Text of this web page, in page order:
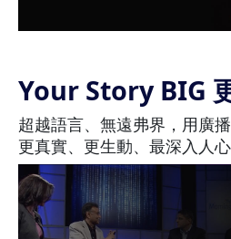
Your Story BIG
超越語言、無遠弗界，用廣
更真實、更生動、最深入人心